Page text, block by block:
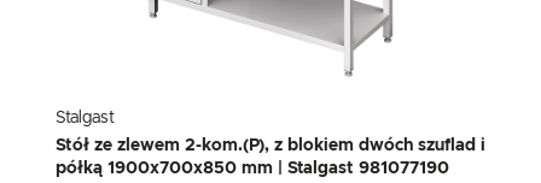
Stalgast
Stół ze zlewem 2-kom.(P), z blokiem dwóch szuflad i
półką 1900x700x850 mm | Stalgast 981077190